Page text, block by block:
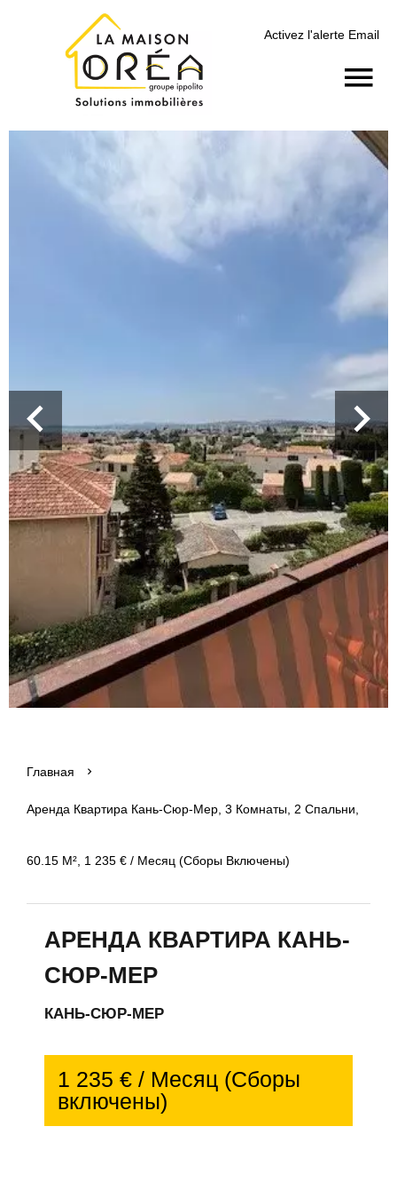
Activez l'alerte Email
Главная
Аренда Квартира Кань-Сюр-Мер, 3 Комнаты, 2 Спальни,
60.15 М², 1 235 € / Месяц (Сборы Включены)
АРЕНДА КВАРТИРА КАНЬ-
СЮР-МЕР
КАНЬ-СЮР-МЕР
1 235 € / Месяц (Сборы
включены)